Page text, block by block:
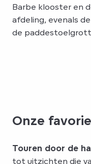
Barbe klooster en
afdeling, evenals
de
Onze
Touren door de
tot uitzichten die